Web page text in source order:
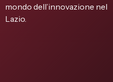
mondo dell’innovazione nel
Lazio.